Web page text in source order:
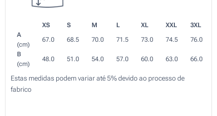
XS S M L XL XXL
3XL
A
(cm)
67.0 68.5 70.0 71.5 73.0 74.5
76.0
B
(cm)
48.0 51.0 54.0 57.0 60.0 63.0 66.0
Estas medidas podem variar até 5% devido ao processo de
fabrico